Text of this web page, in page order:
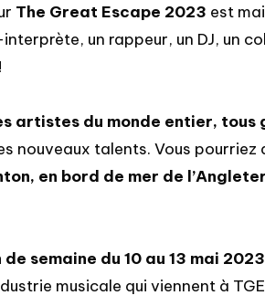
The Great Escape 2023 est
un rappeur, un DJ, un
artistes du monde entier, tous
nouveaux talents. Vous
en bord de mer de
de semaine du 10 au 13 mai 2023
musicale qui viennent à